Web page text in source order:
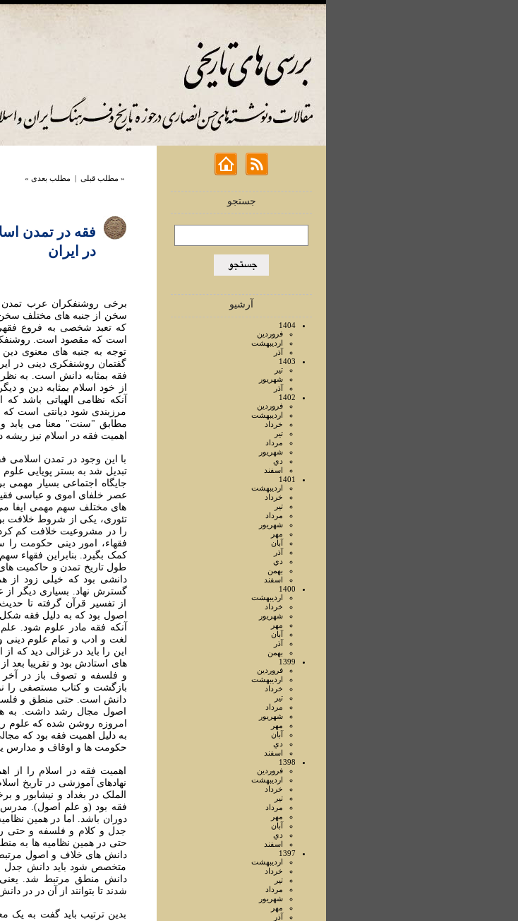
جستجو
آرشیو
1404
فروردين
ارديبهشت
آذر
1403
تير
شهريور
آذر
1402
فروردين
ارديبهشت
خرداد
تير
مرداد
شهريور
دي
اسفند
1401
ارديبهشت
خرداد
تير
مرداد
شهريور
مهر
آبان
آذر
دي
بهمن
اسفند
1400
ارديبهشت
خرداد
شهريور
مهر
آبان
آذر
بهمن
1399
فروردين
ارديبهشت
خرداد
تير
مرداد
شهريور
مهر
آبان
دي
اسفند
1398
فروردين
ارديبهشت
خرداد
تير
مرداد
مهر
آبان
دي
اسفند
1397
ارديبهشت
خرداد
تير
مرداد
شهريور
مهر
آذر
« مطلب قبلی | مطلب بعدی »
فقه در تمدن
در ايران
برخی روشنفکران عرب تمدن
سخن از جنبه های مختلف
که تعبد شخصی به فروع
است که مقصود است.
توجه به جنبه های معنوی
گفتمان روشنفکری دينی در
فقه بمثابه دانش است. به
از خود اسلام بمثابه دين و
آنکه نظامی الهياتی باشد
مرزبندی شود ديانتی است که
مطابق "سنت" معنا می یابد
اهميت فقه در اسلام نيز ريشه
با اين وجود در تمدن
تبديل شد به بستر پويایی
جايگاه اجتماعی بسيار مهمی
عصر خلفای اموی و عباسی
های مختلف سهم مهمی ايفا
تئوری، يکی از شروط خلافت
را در مشروعيت خلافت کم کرد
فقهاء، امور دينی حکومت را
کمک بگيرد. بنابراين فقهاء
طول تاريخ تمدن و حاکميت
دانشی بود که خيلی زود از
گسترش نهاد. بسياری ديگر از
از تفسير قرآن گرفته تا
اصول بود که به دليل فقه
آنکه فقه مادر علوم شود.
لغت و ادب و تمام علوم دينی
اين را بايد در غزالی ديد
های استادش بود و تقريبا بعد
و فلسفه و تصوف باز در آخر
بازگشت و کتاب مستصفی را
دانش است. حتی منطق و
اصول مجال رشد داشت. به
امروزه روشن شده که علوم
به دليل اهميت فقه بود که
حکومت ها و اوقاف و مدارس
اهميت فقه در اسلام را از
نهادهای آموزشی در تاریخ
الملک در بغداد و نيشابور و
فقه بود (و علم اصول). مدرس
دوران باشد. اما در همين
جدل و کلام و فلسفه و حتی
حتی در همين نظاميه ها به
دانش های خلاف و اصول
متخصص شود بايد دانش جدل
دانش منطق مرتبط شد. يعنی
شدند تا بتوانند از آن در در
بدين ترتيب بايد گفت به يک